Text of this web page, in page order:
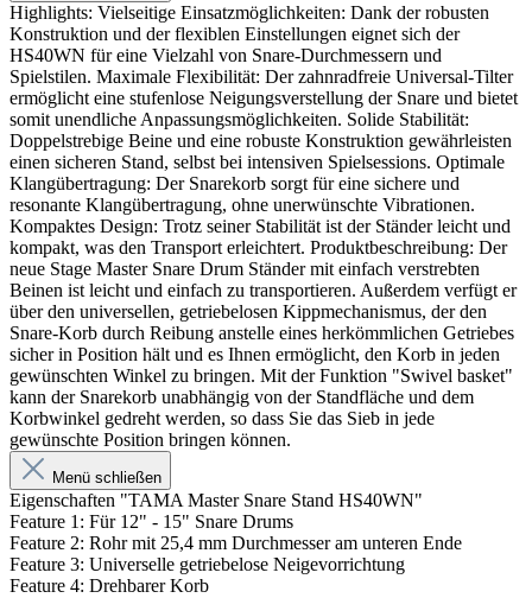
Highlights: Vielseitige Einsatzmöglichkeiten: Dank der robusten
Konstruktion und der flexiblen Einstellungen eignet sich der
HS40WN für eine Vielzahl von Snare-Durchmessern und
Spielstilen. Maximale Flexibilität: Der zahnradfreie Universal-Tilter
ermöglicht eine stufenlose Neigungsverstellung der Snare und bietet
somit unendliche Anpassungsmöglichkeiten. Solide Stabilität:
Doppelstrebige Beine und eine robuste Konstruktion gewährleisten
einen sicheren Stand, selbst bei intensiven Spielsessions. Optimale
Klangübertragung: Der Snarekorb sorgt für eine sichere und
resonante Klangübertragung, ohne unerwünschte Vibrationen.
Kompaktes Design: Trotz seiner Stabilität ist der Ständer leicht und
kompakt, was den Transport erleichtert. Produktbeschreibung: Der
neue Stage Master Snare Drum Ständer mit einfach verstrebten
Beinen ist leicht und einfach zu transportieren. Außerdem verfügt er
über den universellen, getriebelosen Kippmechanismus, der den
Snare-Korb durch Reibung anstelle eines herkömmlichen Getriebes
sicher in Position hält und es Ihnen ermöglicht, den Korb in jeden
gewünschten Winkel zu bringen. Mit der Funktion "Swivel basket"
kann der Snarekorb unabhängig von der Standfläche und dem
Korbwinkel gedreht werden, so dass Sie das Sieb in jede
gewünschte Position bringen können.
Menü schließen
Eigenschaften "TAMA Master Snare Stand HS40WN"
Feature 1: Für 12" - 15" Snare Drums
Feature 2: Rohr mit 25,4 mm Durchmesser am unteren Ende
Feature 3: Universelle getriebelose Neigevorrichtung
Feature 4: Drehbarer Korb